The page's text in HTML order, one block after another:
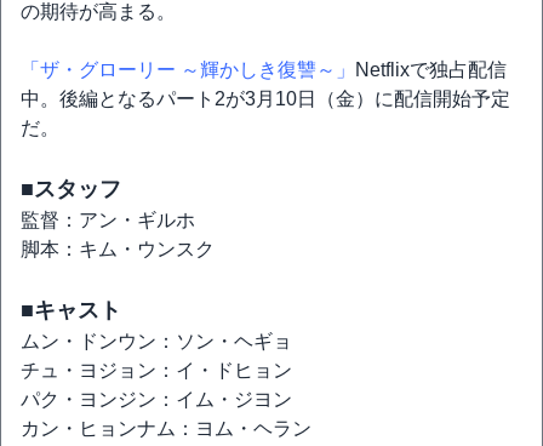
の期待が高まる。
「ザ・グローリー ～輝かしき復讐～」
Netflixで独占配信
中。後編となるパート2が3月10日（金）に配信開始予定
だ。
■スタッフ
監督：アン・ギルホ
脚本：キム・ウンスク
■キャスト
ムン・ドンウン：ソン・ヘギョ
チュ・ヨジョン：イ・ドヒョン
パク・ヨンジン：イム・ジヨン
カン・ヒョンナム：ヨム・ヘラン